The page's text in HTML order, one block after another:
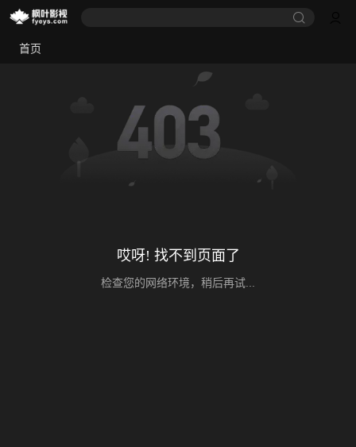
首页
哎呀! 找不到页面了
检查您的网络环境，稍后再试...